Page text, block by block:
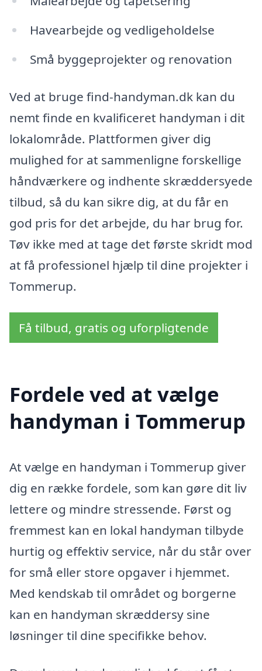
Havearbejde og vedligeholdelse
Små byggeprojekter og renovation
Ved at bruge find-handyman.dk kan du
nemt finde en kvalificeret handyman i dit
lokalområde. Plattformen giver dig
mulighed for at sammenligne forskellige
håndværkere og indhente skræddersyede
tilbud, så du kan sikre dig, at du får en
god pris for det arbejde, du har brug for.
Tøv ikke med at tage det første skridt mod
at få professionel hjælp til dine projekter i
Tommerup.
Få tilbud, gratis og uforpligtende
Fordele ved at vælge
handyman i Tommerup
At vælge en handyman i Tommerup giver
dig en række fordele, som kan gøre dit liv
lettere og mindre stressende. Først og
fremmest kan en lokal handyman tilbyde
hurtig og effektiv service, når du står over
for små eller store opgaver i hjemmet.
Med kendskab til området og borgerne
kan en handyman skræddersy sine
løsninger til dine specifikke behov.